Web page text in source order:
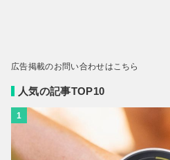
広告掲載のお問い合わせはこちら
人気の記事TOP10
1